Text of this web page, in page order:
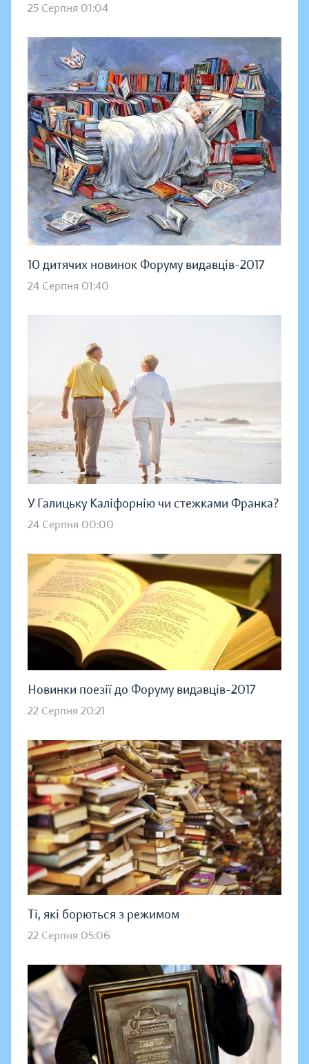
25 Серпня 01:04
10 дитячих новинок Форуму видавців-2017
24 Серпня 01:40
У Галицьку Каліфорнію чи стежками Франка?
24 Серпня 00:00
Новинки поезії до Форуму видавців-2017
22 Серпня 20:21
Ті, які борються з режимом
22 Серпня 05:06